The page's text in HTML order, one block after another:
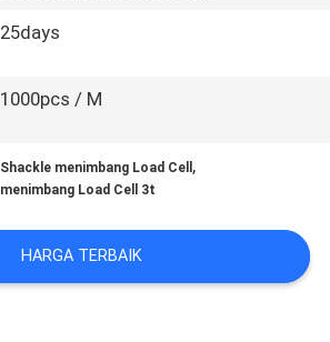
25days
1000pcs / M
Shackle menimbang Load Cell ,
menimbang Load Cell 3t
HARGA TERBAIK